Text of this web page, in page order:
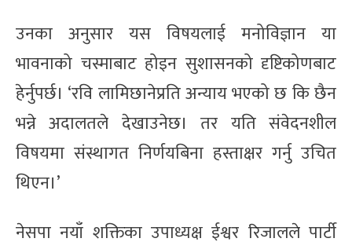
उनका अनुसार यस विषयलाई मनोविज्ञान या
भावनाको चस्माबाट होइन सुशासनको दृष्टिकोणबाट
हेर्नुपर्छ। ‘रवि लामिछानेप्रति अन्याय भएको छ कि छैन
भन्ने अदालतले देखाउनेछ। तर यति संवेदनशील
विषयमा संस्थागत निर्णयबिना हस्ताक्षर गर्नु उचित
थिएन।’
नेसपा नयाँ शक्तिका उपाध्यक्ष ईश्वर रिजालले पार्टी